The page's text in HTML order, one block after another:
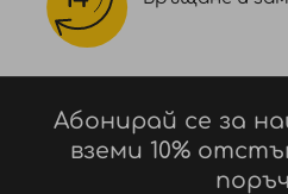
Абонирай се за
вземи 10%